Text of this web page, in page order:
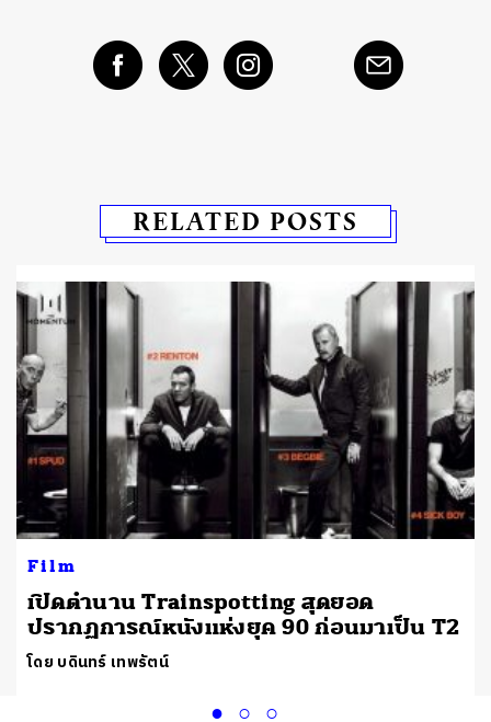
RELATED POSTS
Film
เปิดตำนาน Trainspotting สุดยอด
ปรากฏการณ์หนังแห่งยุค 90 ก่อนมาเป็น T2
โดย บดินทร์ เทพรัตน์